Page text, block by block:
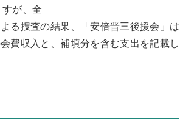
が、全
る捜査の結果、「安倍晋三後援会」は
費収入と、補填分を含む支出を記載し